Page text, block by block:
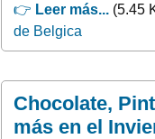
👉 Leer más... (5.45
de Belgica
Chocolate,
más en el